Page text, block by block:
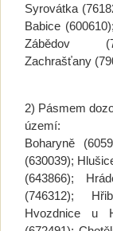
Syrovátka
Babice
Zábědov
Zachrašťany
2) Pásmem
území:
Boharyně
(630039);
(643866);
(746312);
Hvozdnice u